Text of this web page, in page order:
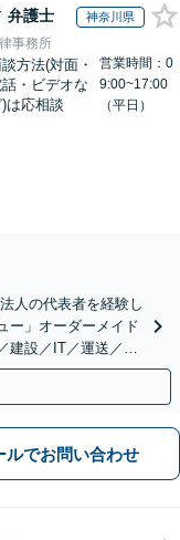
弁護士 神奈川県
事務所
方法(対面・
話・ビデオな
)は応相談
営業時間：0
9:00~17:00
（平日）
人の代表者を経験し
ー」オーダーメイド
建設／IT／運送／不
対応
ルでお問い合わせ